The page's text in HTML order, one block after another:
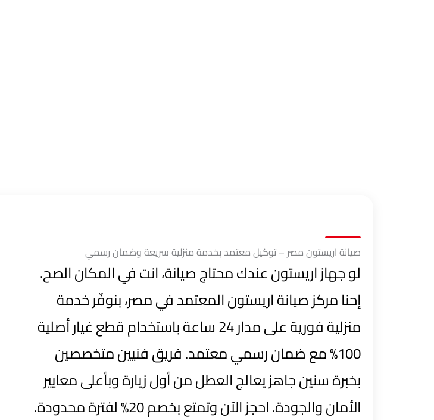
صيانة اريستون مصر – توكيل معتمد بخدمة منزلية سريعة وضمان رسمي
لو جهاز اريستون عندك محتاج صيانة، انت في المكان الصح.
إحنا مركز صيانة اريستون المعتمد في مصر، بنوفّر خدمة
منزلية فورية على مدار 24 ساعة باستخدام قطع غيار أصلية
100% مع ضمان رسمي معتمد. فريق فنيين متخصصين
بخبرة سنين جاهز يعالج العطل من أول زيارة وبأعلى معايير
الأمان والجودة. احجز الآن وتمتع بخصم 20% لفترة محدودة.